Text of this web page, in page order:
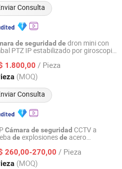
Consulta
de seguridad de dron mini con
PTZ IP estabilizado por giroscopio,
luz visible deamplio y estrecho
devisión 8mm 25mm
1.800,00 / Pieza
(MOQ)
Consulta
Co., Ltd.
Desde 2025
Cámara de seguridad CCTV a
de explosionesde acero
260,00-270,00 / Pieza
(MOQ)
Co., Ltd.
2026